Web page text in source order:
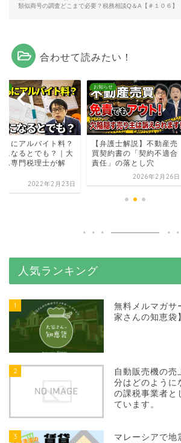
類似商号の調査どこまで必要？税務相談Q＆A【＃１０６】
合わせて読みたい！
もにアルバイト料？
になるとでも？｜大
ん専門税理士が解
2022年2月23日
お知らせ
【弁護士解説】不動産売
買契約書の「契約不適合
責任」の落とし穴
2026年2月26日
人気ランキング
1
無料メルマガサ
家さんの知恵袋
2
自動販売機の売
分はどのように
の課税事業者と
ています。
3
マレーシアで地